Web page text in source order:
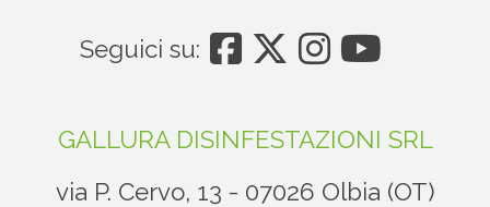
Seguici su:
GALLURA DISINFESTAZIONI SRL
via P. Cervo, 13 - 07026 Olbia (OT)